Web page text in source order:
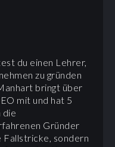
du einen Lehrer,
zu gründen
bringt über
mit und hat 5
die
Gründer
sondern